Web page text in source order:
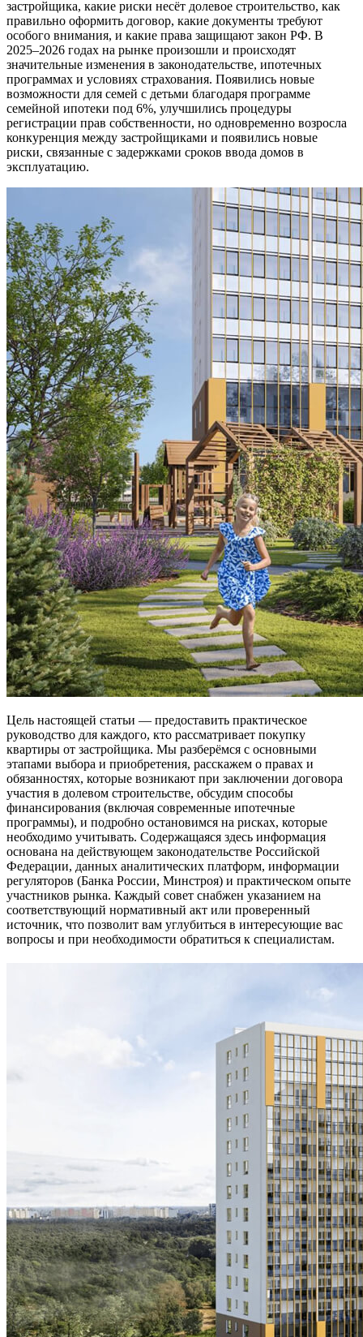
застройщика, какие риски несёт долевое строительство, как
правильно оформить договор, какие документы требуют
особого внимания, и какие права защищают закон РФ. В
2025–2026 годах на рынке произошли и происходят
значительные изменения в законодательстве, ипотечных
программах и условиях страхования. Появились новые
возможности для семей с детьми благодаря программе
семейной ипотеки под 6%, улучшились процедуры
регистрации прав собственности, но одновременно возросла
конкуренция между застройщиками и появились новые
риски, связанные с задержками сроков ввода домов в
эксплуатацию.
Цель настоящей статьи — предоставить практическое
руководство для каждого, кто рассматривает покупку
квартиры от застройщика. Мы разберёмся с основными
этапами выбора и приобретения, расскажем о правах и
обязанностях, которые возникают при заключении договора
участия в долевом строительстве, обсудим способы
финансирования (включая современные ипотечные
программы), и подробно остановимся на рисках, которые
необходимо учитывать. Содержащаяся здесь информация
основана на действующем законодательстве Российской
Федерации, данных аналитических платформ, информации
регуляторов (Банка России, Минстроя) и практическом опыте
участников рынка. Каждый совет снабжен указанием на
соответствующий нормативный акт или проверенный
источник, что позволит вам углубиться в интересующие вас
вопросы и при необходимости обратиться к специалистам.